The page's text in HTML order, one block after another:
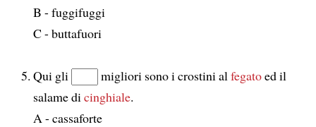
B - fuggifuggi
C - buttafuori
Qui gli migliori sono i crostini al fegatoed il
salame di cinghiale.
A - cassaforte